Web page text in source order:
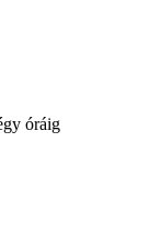
óráig